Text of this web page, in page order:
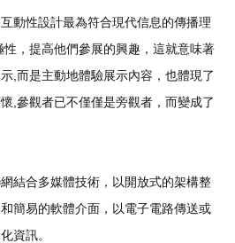
性設計最為符合現代信息的傳播理
，提高他們參展的興趣，這就意味著
,而是主動地體驗展示內容，也體現了
,參觀者已不僅僅是旁觀者，而變成了
合多媒體技術，以開放式的架構整
簡易的軟體介面，以電子電路傳送或
資訊。